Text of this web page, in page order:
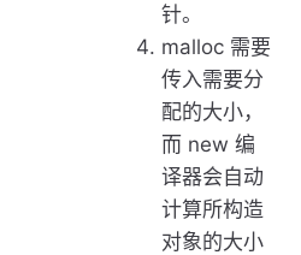
针。
malloc 需要
传入需要分
配的大小，
而 new 编
译器会自动
计算所构造
对象的大小